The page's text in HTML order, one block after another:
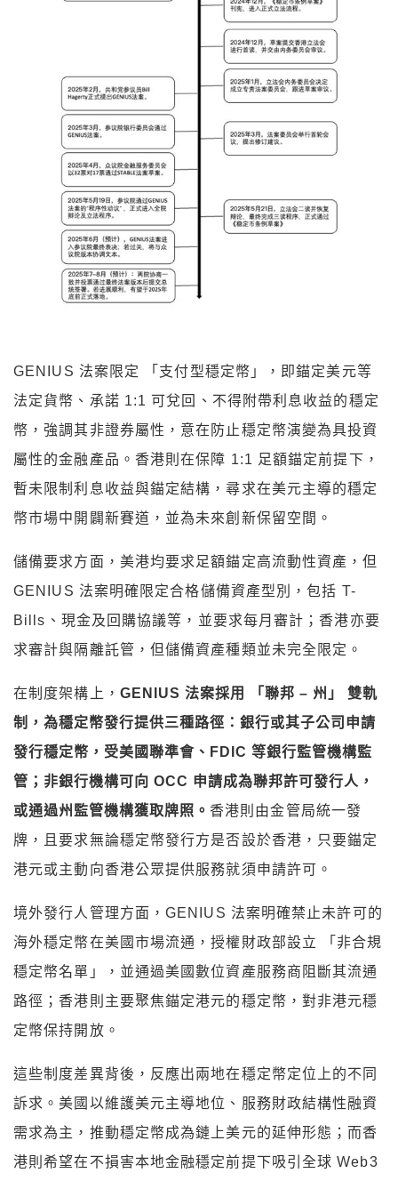
GENIUS 法案限定 「支付型穩定幣」，即錨定美元等
法定貨幣、承諾 1:1 可兌回、不得附帶利息收益的穩定
幣，強調其非證券屬性，意在防止穩定幣演變為具投資
屬性的金融產品。香港則在保障 1:1 足額錨定前提下，
暫未限制利息收益與錨定結構，尋求在美元主導的穩定
幣市場中開闢新賽道，並為未來創新保留空間。
儲備要求方面，美港均要求足額錨定高流動性資產，但
GENIUS 法案明確限定合格儲備資產型別，包括 T-
Bills、現金及回購協議等，並要求每月審計；香港亦要
求審計與隔離託管，但儲備資產種類並未完全限定。
在制度架構上， GENIUS 法案採用 「聯邦 – 州」 雙軌
制，為穩定幣發行提供三種路徑：銀行或其子公司申請
發行穩定幣，受美國聯準會、FDIC 等銀行監管機構監
管；非銀行機構可向 OCC 申請成為聯邦許可發行人，
或通過州監管機構獲取牌照。 香港則由金管局統一發
牌，且要求無論穩定幣發行方是否設於香港，只要錨定
港元或主動向香港公眾提供服務就須申請許可。
境外發行人管理方面，GENIUS 法案明確禁止未許可的
海外穩定幣在美國市場流通，授權財政部設立 「非合規
穩定幣名單」，並通過美國數位資產服務商阻斷其流通
路徑；香港則主要聚焦錨定港元的穩定幣，對非港元穩
定幣保持開放。
這些制度差異背後，反應出兩地在穩定幣定位上的不同
訴求。美國以維護美元主導地位、服務財政結構性融資
需求為主，推動穩定幣成為鏈上美元的延伸形態；而香
港則希望在不損害本地金融穩定前提下吸引全球 Web3